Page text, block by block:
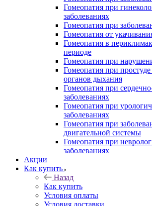
Гомеопатия при
заболеваниях
Гомеопатия при
Гомеопатия от
Гомеопатия в
периоде
Гомеопатия при
Гомеопатия при
органов дыхания
Гомеопатия при
заболеваниях
Гомеопатия при
заболеваниях
Гомеопатия при
двигательной системы
Гомеопатия при
заболеваниях
Акции
Как купить
Назад
Как купить
Условия оплаты
Условия доставки